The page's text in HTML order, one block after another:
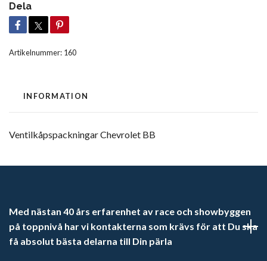
Dela
Artikelnummer: 160
INFORMATION
Ventilkåpspackningar Chevrolet BB
Med nästan 40 års erfarenhet av race och showbyggen
på toppnivå har vi kontakterna som krävs för att Du ska
få absolut bästa delarna till Din pärla